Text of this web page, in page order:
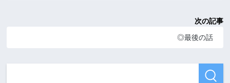
次の記事
◎最後の話